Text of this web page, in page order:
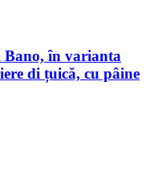
Bano, în varianta
di țuică, cu pâine